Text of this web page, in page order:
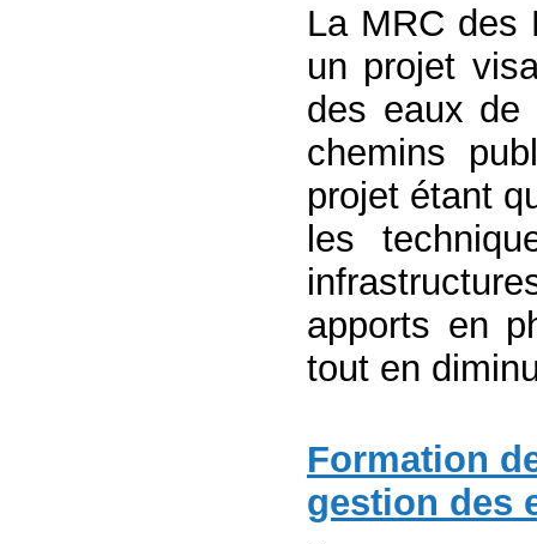
La MRC des
un projet
des eaux de
chemins
projet étant
les
apports en
tout en
Formation
gestion des